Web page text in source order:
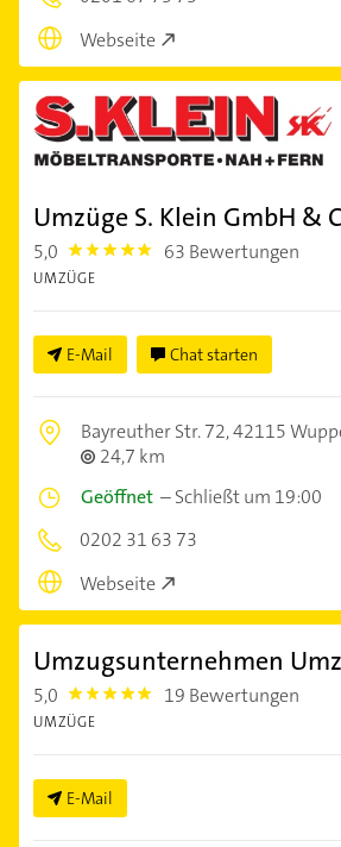
Webseite
Umzüge S. Klein GmbH &
5,0 5.0 63 Bewertungen
UMZÜGE
E-Mail Chat starten
Bayreuther Str. 72,42115
24,7 km
Geöffnet –Schließt um 19:00
0202 31 63 73
Webseite
Umzugsunternehmen
5,0 5.0 19 Bewertungen
UMZÜGE
E-Mail